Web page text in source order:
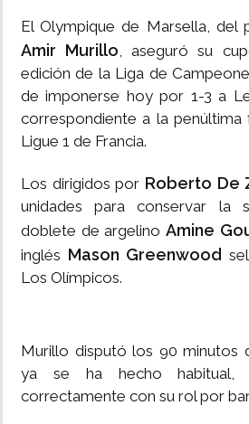
El Olympique de Marsella, del
Amir Murillo, aseguró su
edición de la Liga de
de imponerse hoy por 1-3 a
correspondiente a la
Ligue 1 de Francia.
Los dirigidos por Roberto De
unidades para conservar la
doblete de argelino Amine
inglés Mason Greenwood
Los Olímpicos.
Murillo disputó los 90 minutos
ya se ha hecho habitual,
correctamente con su rol por